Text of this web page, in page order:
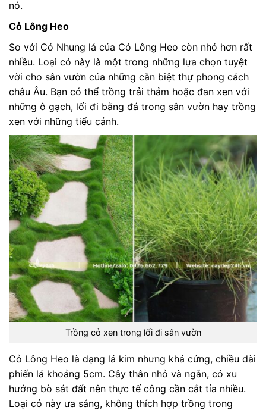
nó.
Cỏ Lông Heo
So với Cỏ Nhung lá của Cỏ Lông Heo còn nhỏ hơn rất
nhiều. Loại cỏ này là một trong những lựa chọn tuyệt
vời cho sân vườn của những căn biệt thự phong cách
châu Âu. Bạn có thể trồng trải thảm hoặc đan xen với
những ô gạch, lối đi bằng đá trong sân vườn hay trồng
xen với những tiểu cảnh.
Trồng cỏ xen trong lối đi sân vườn
Cỏ Lông Heo là dạng lá kim nhưng khá cứng, chiều dài
phiến lá khoảng 5cm. Cây thân nhỏ và ngắn, có xu
hướng bò sát đất nên thực tế công cần cắt tỉa nhiều.
Loại cỏ này ưa sáng, không thích hợp trồng trong